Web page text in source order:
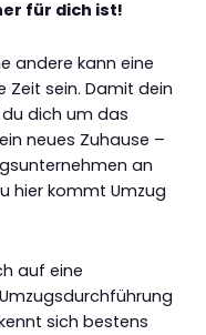
für dich ist!
andere kann eine
sein. Damit dein
dich um das
neues Zuhause –
an
hier kommt Umzug
auf eine
sich bestens